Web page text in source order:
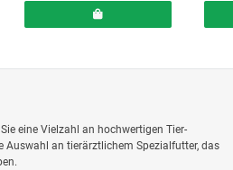
eine Vielzahl an hochwertigen Tier-
Auswahl an tierärztlichem Spezialfutter, das